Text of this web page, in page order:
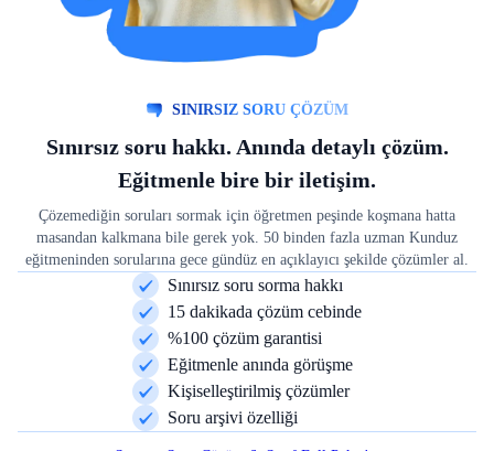
SINIRSIZ SORU ÇÖZÜM
Sınırsız soru hakkı. Anında detaylı çözüm.
Eğitmenle bire bir iletişim.
Çözemediğin soruları sormak için öğretmen peşinde koşmana hatta
masandan kalkmana bile gerek yok. 50 binden fazla uzman Kunduz
eğitmeninden sorularına gece gündüz en açıklayıcı şekilde çözümler al.
Sınırsız soru sorma hakkı
15 dakikada çözüm cebinde
%100 çözüm garantisi
Eğitmenle anında görüşme
Kişiselleştirilmiş çözümler
Soru arşivi özelliği